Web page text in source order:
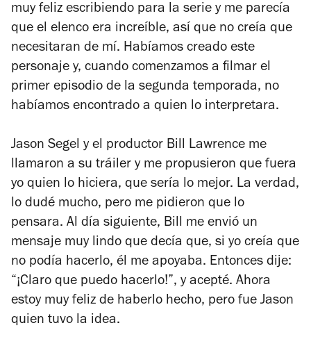
muy feliz escribiendo para la serie y me parecía
que el elenco era increíble, así que no creía que
necesitaran de mí. Habíamos creado este
personaje y, cuando comenzamos a filmar el
primer episodio de la segunda temporada, no
habíamos encontrado a quien lo interpretara.
Jason Segel y el productor Bill Lawrence me
llamaron a su tráiler y me propusieron que fuera
yo quien lo hiciera, que sería lo mejor. La verdad,
lo dudé mucho, pero me pidieron que lo
pensara. Al día siguiente, Bill me envió un
mensaje muy lindo que decía que, si yo creía que
no podía hacerlo, él me apoyaba. Entonces dije:
“¡Claro que puedo hacerlo!”, y acepté. Ahora
estoy muy feliz de haberlo hecho, pero fue Jason
quien tuvo la idea.